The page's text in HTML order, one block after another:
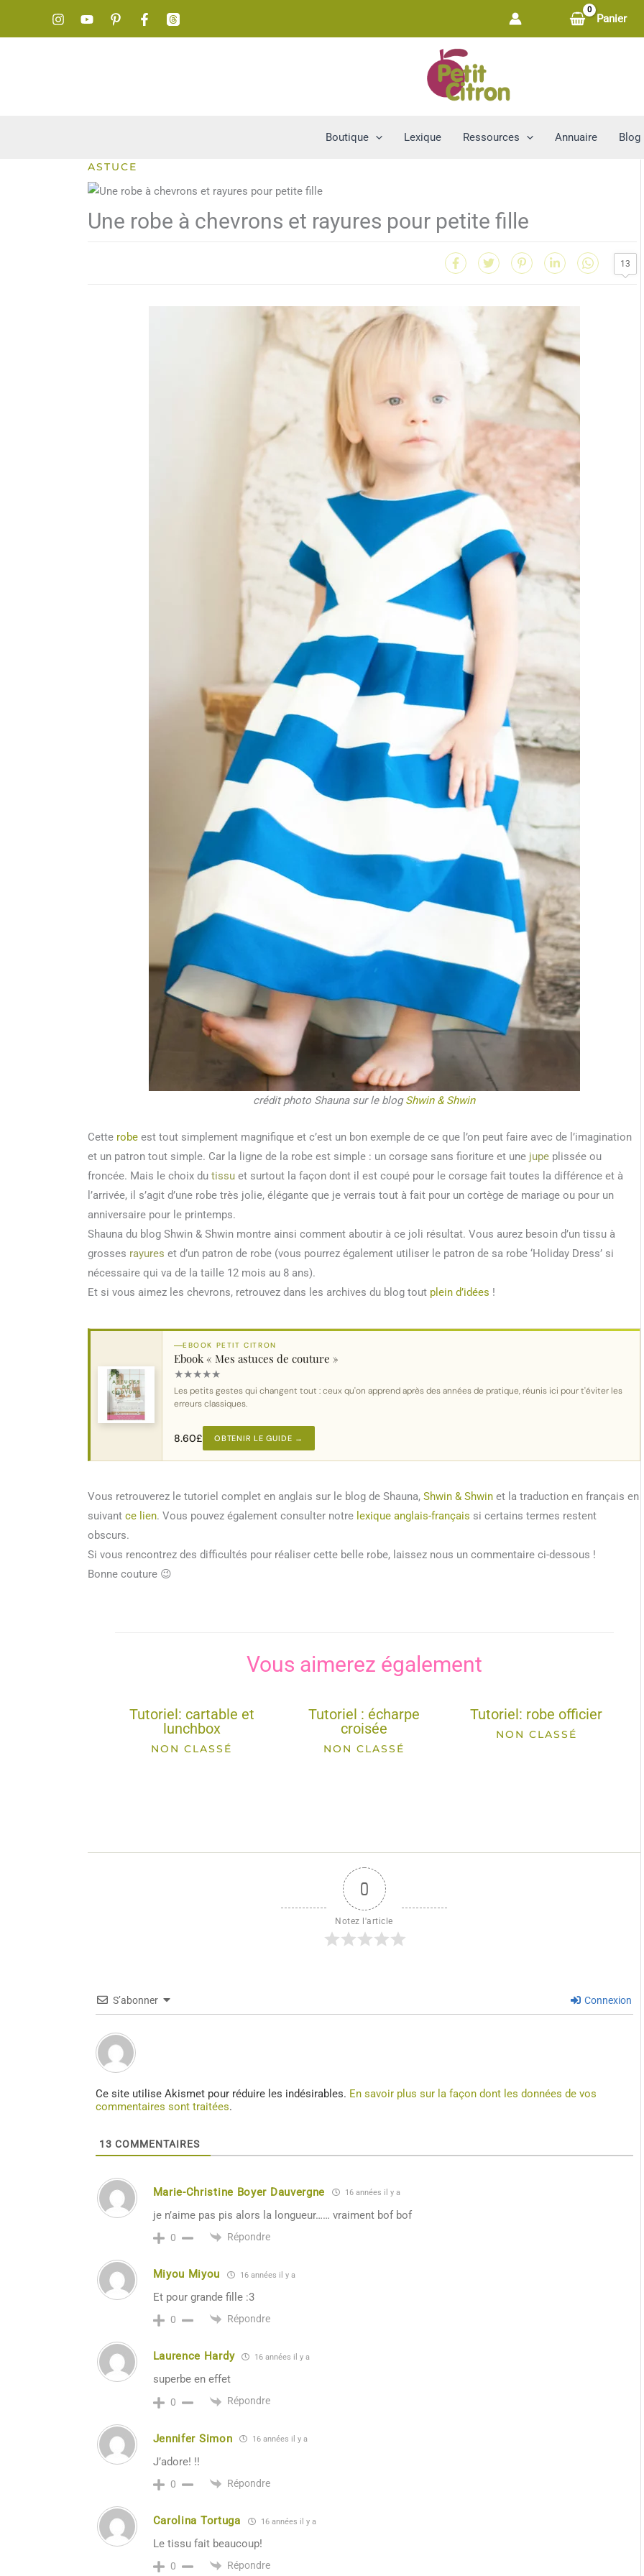
Panier
Boutique Lexique Ressources Annuaire Blog
ASTUCE
Une robe à chevrons et rayures pour petite fille
13
crédit photo Shauna sur le blogShwin & Shwin
Cette robe est tout simplement magnifique et c’est un bon exemple de ce que l’on peut faire avec de l’imagination
et un patron tout simple. Car la ligne de la robe est simple : un corsage sans fioriture et une jupe plissée ou
froncée. Mais le choix du tissu et surtout la façon dont il est coupé pour le corsage fait toutes la différence et à
l’arrivée, il s’agit d’une robe très jolie, élégante que je verrais tout à fait pour un cortège de mariage ou pour un
anniversaire pour le printemps.
Shauna du blog Shwin & Shwin montre ainsi comment aboutir à ce joli résultat. Vous aurez besoin d’un tissu à
grosses rayures et d’un patron de robe (vous pourrez également utiliser le patron de sa robe ‘Holiday Dress’ si
nécessaire qui va de la taille 12 mois au 8 ans).
Et si vous aimez les chevrons, retrouvez dans les archives du blog tout plein d’idées !
EBOOK PETIT CITRON
Ebook « Mes astuces de couture »
★★★★★
Les petits gestes qui changent tout : ceux qu'on apprend après des années de pratique, réunis ici pour t'éviter les
erreurs classiques.
8.60£ OBTENIR LE GUIDE →
Vous retrouverez le tutoriel complet en anglais sur le blog de Shauna, Shwin & Shwin et la traduction en français en
suivant ce lien. Vous pouvez également consulter notre lexique anglais-français si certains termes restent
obscurs.
Si vous rencontrez des difficultés pour réaliser cette belle robe, laissez nous un commentaire ci-dessous !
Bonne couture 😉
Vous aimerez également
Tutoriel: cartable et
lunchbox
NON CLASSÉ
Tutoriel : écharpe
croisée
NON CLASSÉ
Tutoriel: robe officier
NON CLASSÉ
0
Notez l'article
S’abonner Connexion
Ce site utilise Akismet pour réduire les indésirables. En savoir plus sur la façon dont les données de vos
commentaires sont traitées.
13 COMMENTAIRES
Marie-Christine Boyer Dauvergne 16 années il y a
je n’aime pas pis alors la longueur…… vraiment bof bof
0 Répondre
Miyou Miyou 16 années il y a
Et pour grande fille :3
0 Répondre
Laurence Hardy 16 années il y a
superbe en effet
0 Répondre
Jennifer Simon 16 années il y a
J’adore! !!
0 Répondre
Carolina Tortuga 16 années il y a
Le tissu fait beaucoup!
0 Répondre